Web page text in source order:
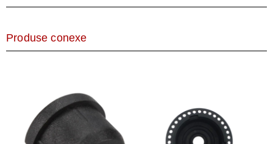
Produse conexe